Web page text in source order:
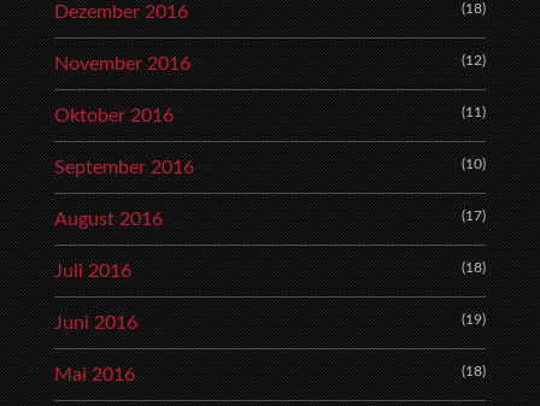
Dezember 2016 (18)
November 2016 (12)
Oktober 2016 (11)
September 2016 (10)
August 2016 (17)
Juli 2016 (18)
Juni 2016 (19)
Mai 2016 (18)